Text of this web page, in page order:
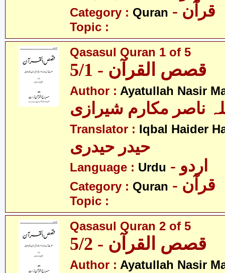
Category : Quran - قرآن
Topic :
Qasasul Quran 1 of 5
قصص القرآن - 5/1
Author : Ayatullah Nasir
ناصر مکارم شیرازی
Translator : Iqbal Haider
حیدر حیدری
Language : Urdu - اردو
Category : Quran - قرآن
Topic :
Qasasul Quran 2 of 5
قصص القرآن - 5/2
Author : Ayatullah Nasir